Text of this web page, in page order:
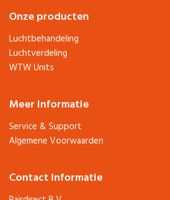
Onze producten
Luchtbehandeling
Luchtverdeling
WTW Units
Meer Informatie
Service & Support
Algemene Voorwaarden
Contact Informatie